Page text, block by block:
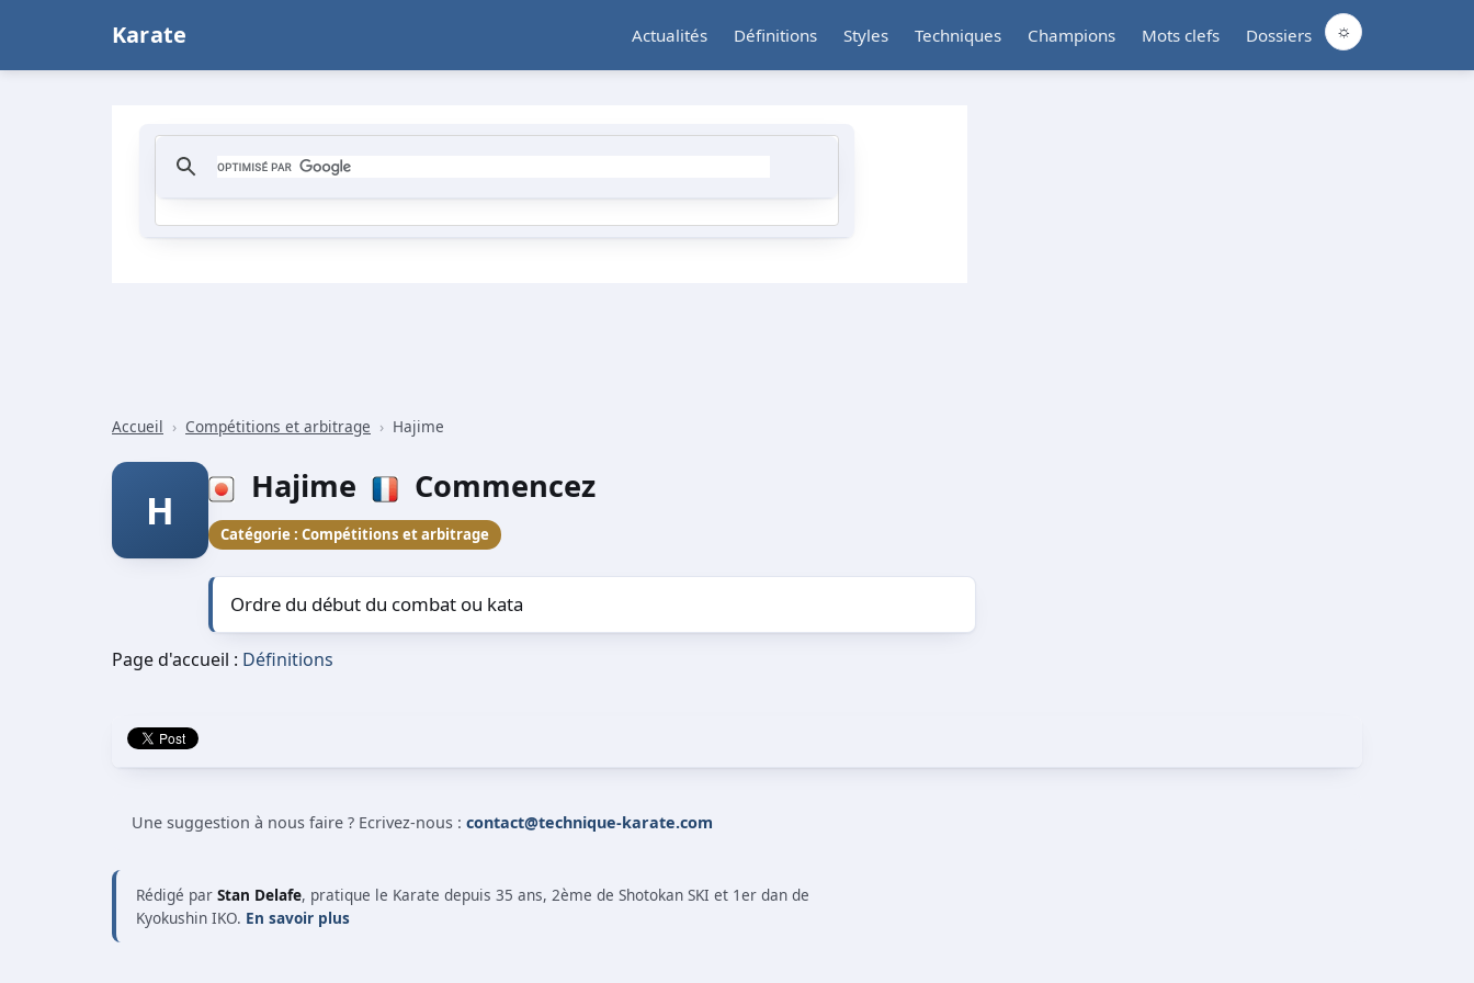
Karate Actualités Définitions Styles Techniques Champions Mots clefs Dossiers ☼
Accueil › Compétitions et arbitrage › Hajime
H Hajime Commencez
Catégorie : Compétitions et arbitrage
Ordre du début du combat ou kata
Page d'accueil : Définitions
Une suggestion à nous faire ? Ecrivez-nous : contact@technique-karate.com
Rédigé par Stan Delafe, pratique le Karate depuis 35 ans, 2ème de Shotokan SKI et 1er dan de
Kyokushin IKO. En savoir plus